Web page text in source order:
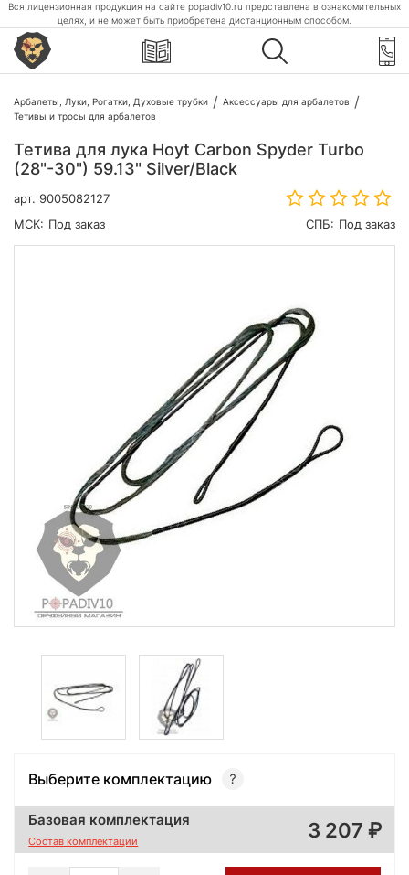
Вся лицензионная продукция на сайте popadiv10.ru представлена в ознакомительных
целях, и не может быть приобретена дистанционным способом.
Арбалеты, Луки, Рогатки, Духовые трубки
Аксессуары для арбалетов
Тетивы и тросы для арбалетов
Тетива для лука Hoyt Carbon Spyder Turbo
(28"-30") 59.13" Silver/Black
арт. 9005082127
МСК: Под заказ СПБ: Под заказ
Выберите комплектацию
Базовая комплектация
Состав комплектации 3 207